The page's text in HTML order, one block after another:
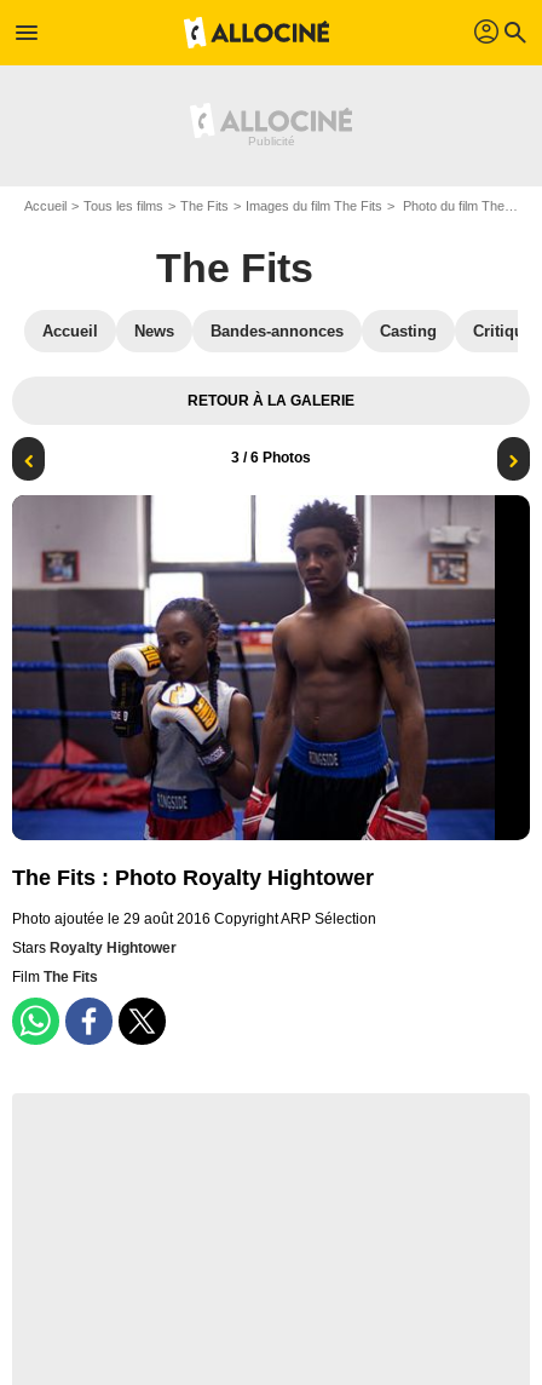
menu profil search
Accueil Tous les films The Fits Images du film The Fits Photo du film The Fits - Photo 3
The Fits
Accueil News Bandes-annonces Casting
RETOUR À LA GALERIE
3 / 6 Photos
The Fits : Photo Royalty Hightower
Photo ajoutée le 29 août 2016 Copyright ARP Sélection
Stars Royalty Hightower
Film The Fits